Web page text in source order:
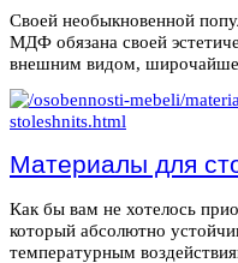
Своей необыкновенной
МДФ обязана своей
внешним видом,
Материалы для
Как бы вам не хотелось
который абсолютно
температурным